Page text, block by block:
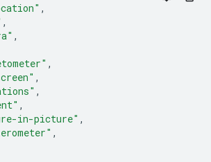
,
,
,
,
,
,
,
in-picture" ,
,